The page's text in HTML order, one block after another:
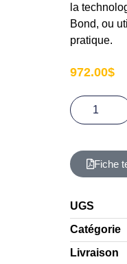
la
Bond, ou
pratique.
972.00$
Fiche
UGS
Catégorie
Livraison